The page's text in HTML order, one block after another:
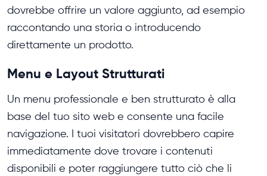
dovrebbe offrire un valore aggiunto, ad esempio
raccontando una storia o introducendo
direttamente un prodotto.
Menu e Layout Strutturati
Un menu professionale e ben strutturato è alla
base del tuo sito web e consente una facile
navigazione. I tuoi visitatori dovrebbero capire
immediatamente dove trovare i contenuti
disponibili e poter raggiungere tutto ciò che li